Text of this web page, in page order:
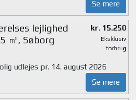
Se mere
lejlighed
㎡, Søborg
kr. 15.250
Eksklusiv
forbrug
udlejes pr. 14. august 2026
Se mere